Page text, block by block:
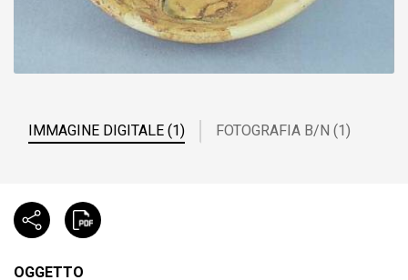
IMMAGINE DIGITALE (1) FOTOGRAFIA B/N (1)
OGGETTO